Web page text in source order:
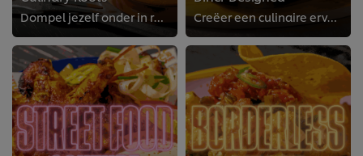
Dompel jezelf onder in regionale culinaire tradities met authentieke recepten, lokale ingrediënten en eeuwenoude vakkennis. Een... Creëer een culinaire ervaring op maat met personaliseerbare gerechten en interactieve opties. Speel in op ieders smaak en dieet...